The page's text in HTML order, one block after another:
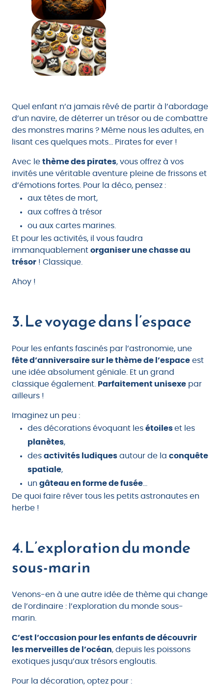
Quel enfant n’a jamais rêvé de partir à l’abordage
d’un navire, de déterrer un trésor ou de combattre
des monstres marins ? Même nous les adultes, en
lisant ces quelques mots… Pirates for ever !
Avec le thème des pirates, vous offrez à vos
invités une véritable aventure pleine de frissons et
d’émotions fortes. Pour la déco, pensez :
aux têtes de mort,
aux coffres à trésor
ou aux cartes marines.
Et pour les activités, il vous faudra
immanquablement organiser une chasse au
trésor ! Classique.
Ahoy !
3. Le voyage dans l’espace
Pour les enfants fascinés par l’astronomie, une
fête d’anniversaire sur le thème de l’espace est
une idée absolument géniale. Et un grand
classique également.
Parfaitement unisexe par
ailleurs !
Imaginez un peu :
des décorations évoquant les étoileset les
planètes,
des activités ludiques autour de la conquête
spatiale,
un gâteau en forme de fusée
De quoi faire rêver tous les petits astronautes en
herbe !
4. L’exploration du monde
sous-marin
Venons-en à une autre idée de thème qui change
de l’ordinaire : l’exploration du monde sous-
marin.
C’est l’occasion pour les enfants de découvrir
les merveilles de l’océan, depuis les poissons
exotiques jusqu’aux trésors engloutis.
Pour la décoration, optez pour :